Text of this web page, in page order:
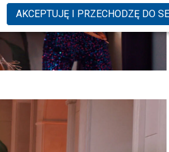
AKCEPTUJĘ I PRZECHODZĘ DO